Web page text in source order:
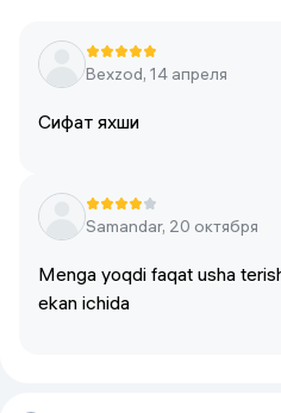
Bexzod, 14 апреля
Сифат яхши
Samandar, 20 октября
Menga yoqdi faqat usha
ekan ichida